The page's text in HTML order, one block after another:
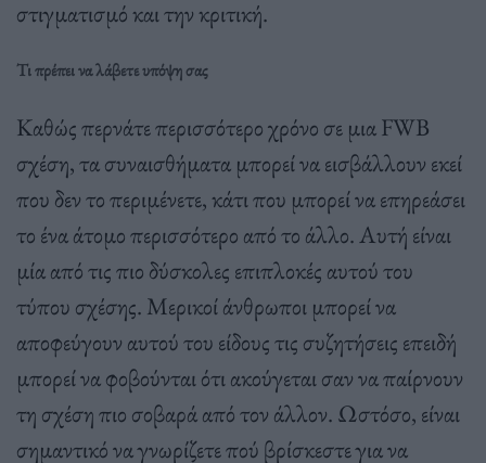
στιγματισμό και την κριτική.
Τι πρέπει να λάβετε υπόψη σας
Καθώς περνάτε περισσότερο χρόνο σε μια FWB
σχέση, τα συναισθήματα μπορεί να εισβάλλουν εκεί
που δεν το περιμένετε, κάτι που μπορεί να επηρεάσει
το ένα άτομο περισσότερο από το άλλο. Αυτή είναι
μία από τις πιο δύσκολες επιπλοκές αυτού του
τύπου σχέσης. Μερικοί άνθρωποι μπορεί να
αποφεύγουν αυτού του είδους τις συζητήσεις επειδή
μπορεί να φοβούνται ότι ακούγεται σαν να παίρνουν
τη σχέση πιο σοβαρά από τον άλλον. Ωστόσο, είναι
σημαντικό να γνωρίζετε πού βρίσκεστε για να